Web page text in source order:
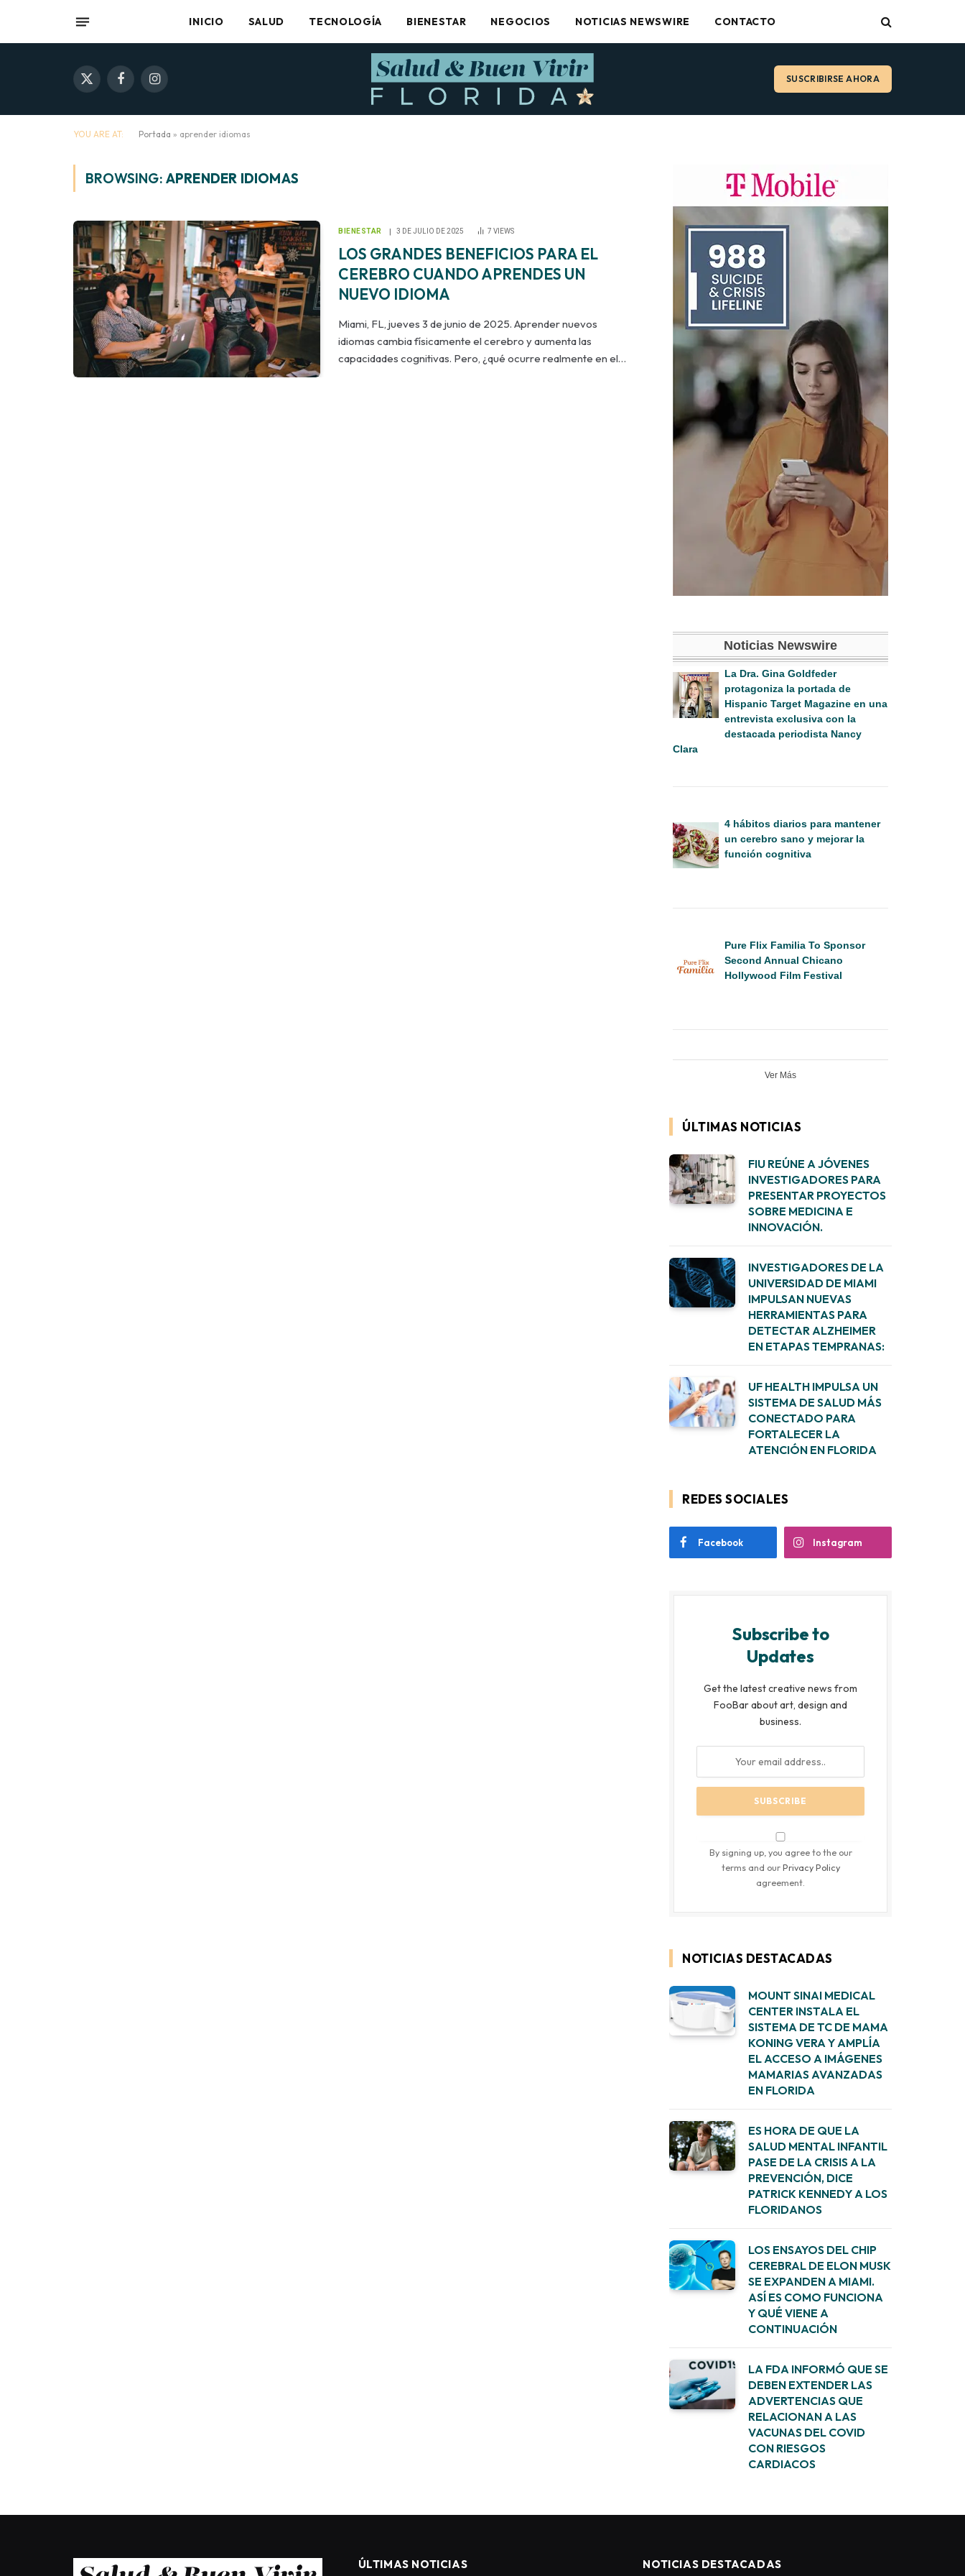
INICIO SALUD TECNOLOGÍA BIENESTAR NEGOCIOS NOTICIAS NEWSWIRE CONTACTO
X
FacebookInstagram SUSCRIBIRSE AHORA
YOU ARE AT: Portada » aprender idiomas
BROWSING: APRENDER IDIOMAS
BIENESTAR 3 DE JULIO DE 2025 7 VIEWS
LOS GRANDES BENEFICIOS PARA EL
CEREBRO CUANDO APRENDES UN
NUEVO IDIOMA
Miami, FL, jueves 3 de junio de 2025. Aprender nuevos
idiomas cambia físicamente el cerebro y aumenta las
capacidades cognitivas. Pero, ¿qué ocurre realmente en el…
Noticias Newswire
La Dra. Gina Goldfeder
protagoniza la portada de
Hispanic Target Magazine en una
entrevista exclusiva con la
destacada periodista Nancy
Clara
4 hábitos diarios para mantener
un cerebro sano y mejorar la
función cognitiva
Pure Flix Familia To Sponsor
Second Annual Chicano
Hollywood Film Festival
Ver Más
ÚLTIMAS NOTICIAS
FIU REÚNE A JÓVENES
INVESTIGADORES PARA
PRESENTAR PROYECTOS
SOBRE MEDICINA E
INNOVACIÓN.
INVESTIGADORES DE LA
UNIVERSIDAD DE MIAMI
IMPULSAN NUEVAS
HERRAMIENTAS PARA
DETECTAR ALZHEIMER
EN ETAPAS TEMPRANAS:
UF HEALTH IMPULSA UN
SISTEMA DE SALUD MÁS
CONECTADO PARA
FORTALECER LA
ATENCIÓN EN FLORIDA
REDES SOCIALES
Facebook Instagram
Subscribe to
Updates
Get the latest creative news from
FooBar about art, design and
business.
By signing up, you agree to the our
terms and ourPrivacy Policy
agreement.
NOTICIAS DESTACADAS
MOUNT SINAI MEDICAL
CENTER INSTALA EL
SISTEMA DE TC DE MAMA
KONING VERA Y AMPLÍA
EL ACCESO A IMÁGENES
MAMARIAS AVANZADAS
EN FLORIDA
ES HORA DE QUE LA
SALUD MENTAL INFANTIL
PASE DE LA CRISIS A LA
PREVENCIÓN, DICE
PATRICK KENNEDY A LOS
FLORIDANOS
LOS ENSAYOS DEL CHIP
CEREBRAL DE ELON MUSK
SE EXPANDEN A MIAMI.
ASÍ ES COMO FUNCIONA
Y QUÉ VIENE A
CONTINUACIÓN
LA FDA INFORMÓ QUE SE
DEBEN EXTENDER LAS
ADVERTENCIAS QUE
RELACIONAN A LAS
VACUNAS DEL COVID
CON RIESGOS
CARDIACOS
ÚLTIMAS NOTICIAS NOTICIAS DESTACADAS